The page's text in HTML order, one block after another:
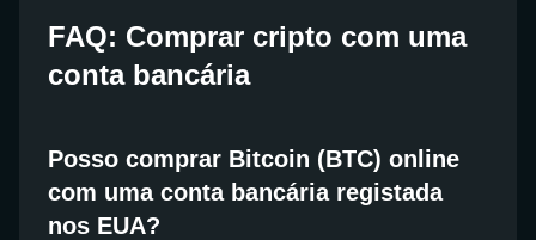
FAQ: Comprar cripto com uma
conta bancária
Posso comprar Bitcoin (BTC) online
com uma conta bancária registada
nos EUA?